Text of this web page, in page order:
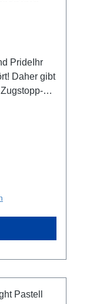
PrideIhr
Daher gibt